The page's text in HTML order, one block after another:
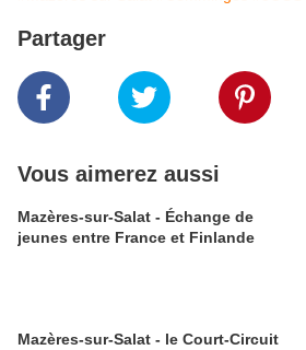
Partager
Vous aimerez aussi
Mazères-sur-Salat - Échange de
jeunes entre France et Finlande
Mazères-sur-Salat - le Court-Circuit